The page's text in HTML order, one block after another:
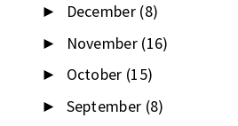
► December (8)
► November (16)
► October (15)
► September (8)